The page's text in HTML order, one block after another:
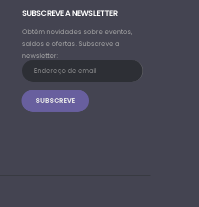
SUBSCREVE A NEWSLETTER
Obtém novidades sobre eventos,
saldos e ofertas. Subscreve a
newsletter: